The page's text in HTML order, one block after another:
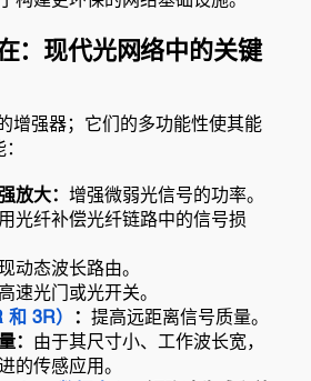
：现代光网络中的关键
增强器；它们的多功能性使其能
放大： 增强微弱光信号的功率。
光纤补偿光纤链路中的信号损
动态波长路由。
速光门或光开关。
3R）
： 提高远距离信号质量。
：
由于其尺寸小、工作波长宽，
的传感应用。